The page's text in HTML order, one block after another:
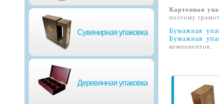
Сувенирная упаковка
Деревянная упаковка
Картонная
поэтому
Бумажная
Бумажная
компонентов.